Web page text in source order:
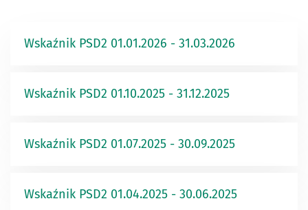
Wskaźnik PSD2 01.01.2026 - 31.03.2026
Wskaźnik PSD2 01.10.2025 - 31.12.2025
Wskaźnik PSD2 01.07.2025 - 30.09.2025
Wskaźnik PSD2 01.04.2025 - 30.06.2025